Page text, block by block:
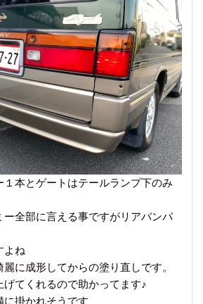
本とゲートはテールランプ下のみ
ー全部に言える事ですがリアバンパ
よね
に成形してからの塗り直しです。
てくれるので助かってます♪
に掛かれそうです